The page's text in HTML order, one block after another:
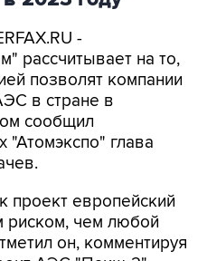
-
рассчитывает на то,
позволят компании
в стране в
сообщил
"Атомэкспо" глава
проект европейский
риском, чем любой
он, комментируя